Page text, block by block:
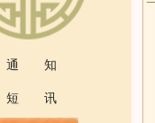
通 知
短 讯